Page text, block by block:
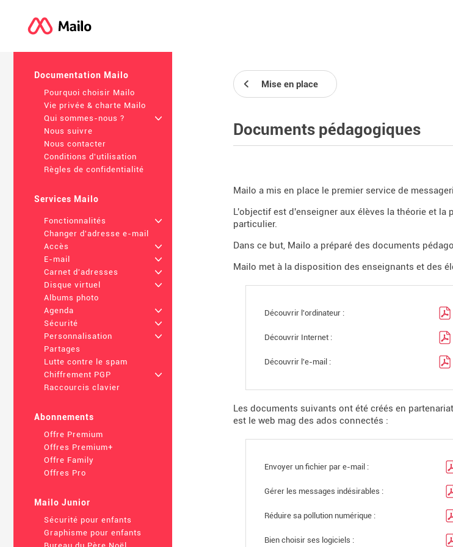
Documentation Mailo
Pourquoi choisir Mailo
Vie privée & charte Mailo
Qui sommes-nous ?
+
Nous suivre
Nous contacter
Conditions d'utilisation
Règles de confidentialité
Services Mailo
Fonctionnalités
+
Changer d'adresse e-mail
Accès
+
E-mail
+
Carnet d'adresses
+
Disque virtuel
+
Albums photo
Agenda
+
Sécurité
+
Personnalisation
+
Partages
Lutte contre le spam
Chiffrement PGP
+
Raccourcis clavier
Abonnements
Offre Premium
Offres Premium+
Offre Family
Offres Pro
Mailo Junior
Sécurité pour enfants
Graphisme pour enfants
Mise en place
Documents pédagogiques
Mailo a mis en place le premier service de
L'objectif est d'enseigner aux élèves la théorie et la
particulier.
Dans ce but, Mailo a préparé des documents
Mailo met à la disposition des enseignants et des
Découvrir l'ordinateur :
Découvrir Internet :
Découvrir l'e-mail :
Les documents suivants ont été créés en
est le web mag des ados connectés :
Envoyer un fichier par e-mail :
Gérer les messages indésirables :
Réduire sa pollution numérique :
Bien choisir ses logiciels :